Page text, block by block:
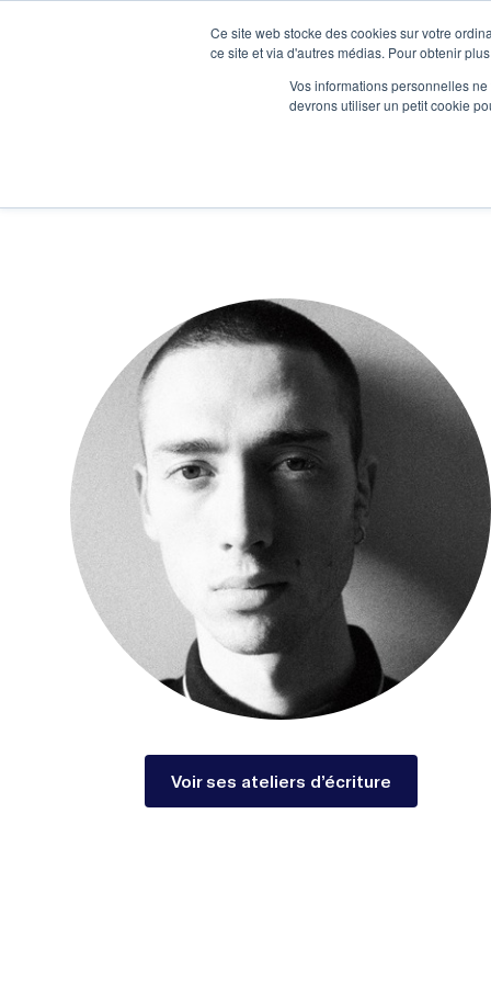
Ce site web stocke des cookies sur votre
ce site et via d'autres médias. Pour obtenir
Vos informations personnelles
devrons utiliser un petit cookie
Je participe à une session d’information
Voir ses ateliers d’écriture